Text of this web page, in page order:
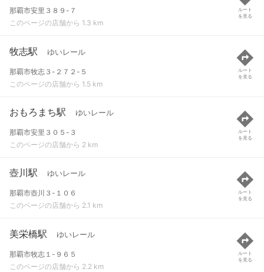
那覇市安里３８９-７
このページの店舗から 1.3 km
ルート
を見る
牧志駅 ゆいレール
那覇市牧志３-２７２-５
このページの店舗から 1.5 km
ルート
を見る
おもろまち駅 ゆいレール
那覇市安里３０５-３
このページの店舗から 2 km
ルート
を見る
壺川駅 ゆいレール
那覇市壺川３-１０６
このページの店舗から 2.1 km
ルート
を見る
美栄橋駅 ゆいレール
那覇市牧志１-９６５
このページの店舗から 2.2 km
ルート
を見る